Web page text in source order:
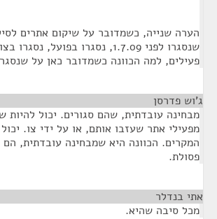
הערה שנייה, כשמדובר על שיקום אתרים
שנסגרו לפני 1.7.09, נסגרו בפועל,
פעילים, למה הכוונה כשמדובר כאן על
ג'וש פדרסן
מבחינה עובדתית, שהם סגורים. יכול להיות
מפעילי אתר שעזבו אותם, או על ידי צו.
המקרים. הכוונה היא שמבחינה עובדתית, הם
פסולת.
אתי בנדלר
מכל סיבה שהיא.